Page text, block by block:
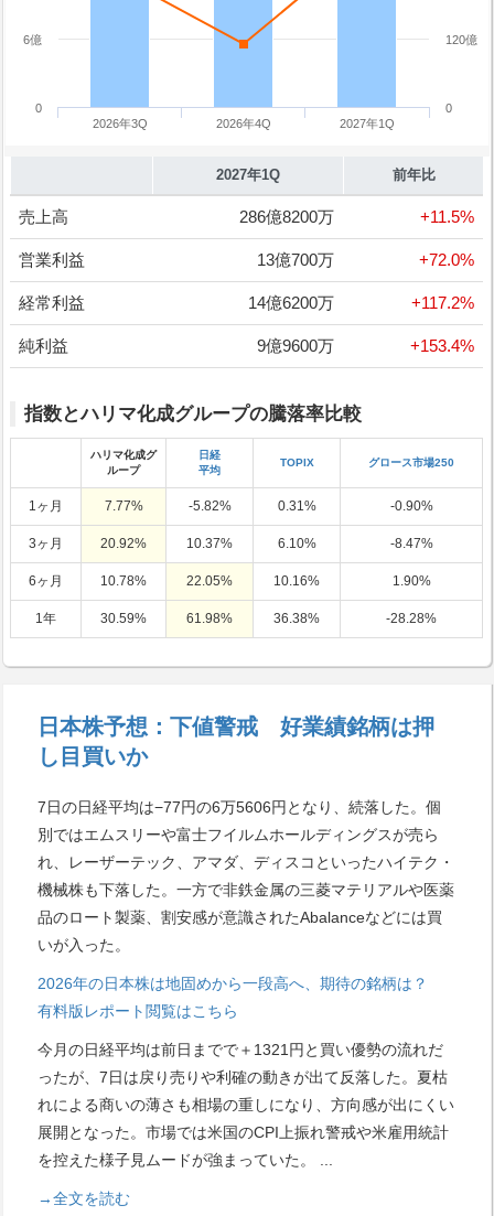
2026年3Q 2026年4Q 2027年1Q
0
120億
0
6億
2027年1Q 前年比
売上高 286億8200万 +11.5%
営業利益 13億700万 +72.0%
経常利益 14億6200万 +117.2%
純利益 9億9600万 +153.4%
指数とハリマ化成グループの騰落率比較
ハリマ化成グ
ループ
日経
平均
TOPIX グロース市場250
1ヶ月 7.77% -5.82% 0.31% -0.90%
3ヶ月 20.92% 10.37% 6.10% -8.47%
6ヶ月 10.78% 22.05% 10.16% 1.90%
1年 30.59% 61.98% 36.38% -28.28%
日本株予想：下値警戒 好業績銘柄は押
し目買いか
7日の日経平均は−77円の6万5606円となり、続落した。個
別ではエムスリーや富士フイルムホールディングスが売ら
れ、レーザーテック、アマダ、ディスコといったハイテク・
機械株も下落した。一方で非鉄金属の三菱マテリアルや医薬
品のロート製薬、割安感が意識されたAbalanceなどには買
いが入った。
2026年の日本株は地固めから一段高へ、期待の銘柄は？
有料版レポート閲覧はこちら
今月の日経平均は前日までで＋1321円と買い優勢の流れだ
ったが、7日は戻り売りや利確の動きが出て反落した。夏枯
れによる商いの薄さも相場の重しになり、方向感が出にくい
展開となった。市場では米国のCPI上振れ警戒や米雇用統計
を控えた様子見ムードが強まっていた。
...
→全文を読む